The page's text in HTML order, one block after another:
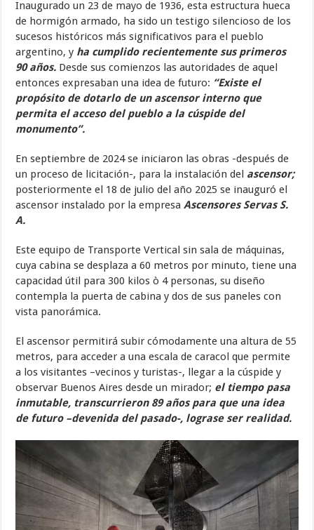
Inaugurado un 23 de mayo de 1936, esta estructura hueca
de hormigón armado, ha sido un testigo silencioso de los
sucesos históricos más significativos para el pueblo
argentino, y ha cumplido recientemente sus primeros
90 años. Desde sus comienzos las autoridades de aquel
entonces expresaban una idea de futuro: “Existe el
propósito de dotarlo de un ascensor interno que
permita el acceso del pueblo a la cúspide del
monumento”.
En septiembre de 2024 se iniciaron las obras -después de
un proceso de licitación-, para la instalación del ascensor;
posteriormente el 18 de julio del año 2025 se inauguró el
ascensor instalado por la empresaAscensores Servas S.
A.
Este equipo de Transporte Vertical sin sala de máquinas,
cuya cabina se desplaza a 60 metros por minuto, tiene una
capacidad útil para 300 kilos ò 4 personas, su diseño
contempla la puerta de cabina y dos de sus paneles con
vista panorámica.
El ascensor permitirá subir cómodamente una altura de 55
metros, para acceder a una escala de caracol que permite
a los visitantes –vecinos y turistas-, llegar a la cúspide y
observar Buenos Aires desde un mirador; el tiempo pasa
inmutable, transcurrieron 89 años para que una idea
de futuro –devenida del pasado-, lograse ser realidad.